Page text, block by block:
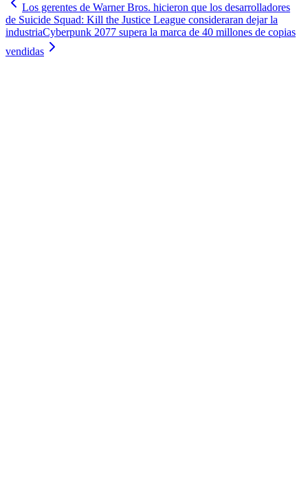
Los gerentes de Warner Bros. hicieron que los desarrolladores
de Suicide Squad: Kill the Justice League consideraran dejar la
industriaCyberpunk 2077 supera la marca de 40 millones de copias
vendidas